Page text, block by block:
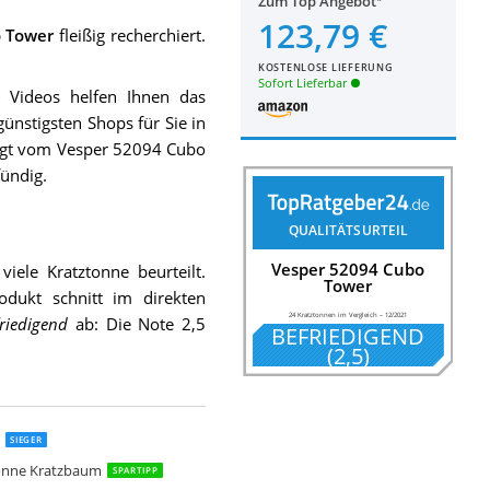
123,79 €
KOSTENLOSE LIEFERUNG
Sofort Lieferbar
QUALITÄTSURTEIL
Vesper 52094 Cubo
Tower
24 Kratztonnen im Vergleich –12/2021
BEFRIEDIGEND
(2,5)
Towerfleißig recherchiert.
Videos helfen Ihnen das
Shops für Sie in
vom Vesper 52094 Cubo
Kratztonne beurteilt.
schnitt im direkten
ab: Die Note 2,5
SIEGER
Kratzbaum SPARTIPP
Amigo Extreme
II" schwarz
Coony Lounge
HomeIV
III
Condo XL
Kitty
Buddy
Buddy mit 3 Höhlen schwarz 99cm